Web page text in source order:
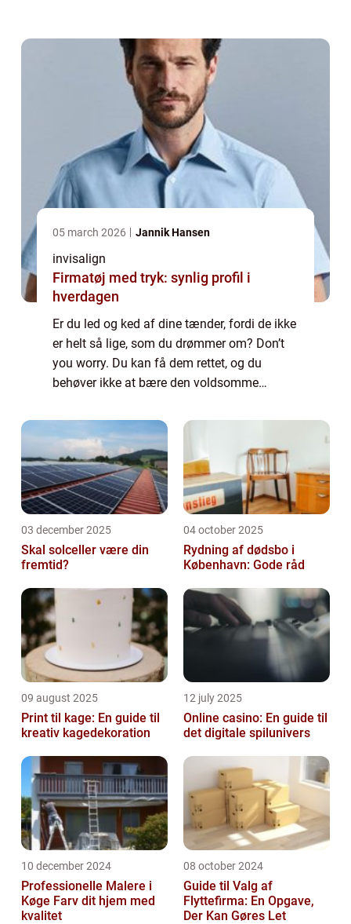
05 march 2026 Jannik Hansen
invisalign
Firmatøj med tryk: synlig profil i
hverdagen
Er du led og ked af dine tænder, fordi de ikke
er helt så lige, som du drømmer om? Don’t
you worry. Du kan få dem rettet, og du
behøver ikke at bære den voldsomme
Man siger, at cirka en fjerdedel a...
03 december 2025
Skal solceller være din
fremtid?
04 october 2025
Rydning af dødsbo i
København: Gode råd
09 august 2025
Print til kage: En guide til
kreativ kagedekoration
12 july 2025
Online casino: En guide til
det digitale spilunivers
10 december 2024
Professionelle Malere i
Køge Farv dit hjem med
kvalitet
08 october 2024
Guide til Valg af
Flyttefirma: En Opgave,
Der Kan Gøres Let